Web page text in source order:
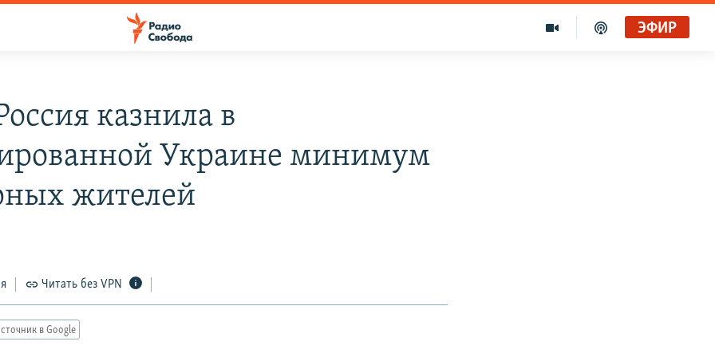
ЭФИР
казнила в
Украине минимум
жителей
Читать без VPN
в Google